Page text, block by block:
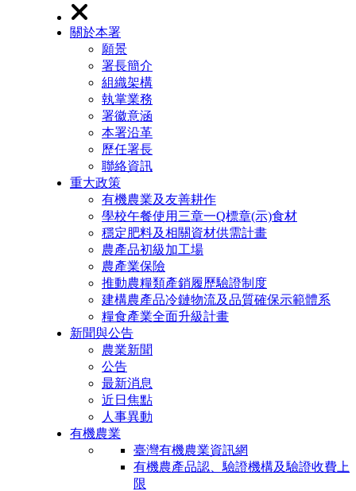
關於本署
願景
署長簡介
組織架構
執掌業務
署徽意涵
本署沿革
歷任署長
聯絡資訊
重大政策
有機農業及友善耕作
學校午餐使用三章一Q標章(示)食材
穩定肥料及相關資材供需計畫
農產品初級加工場
農產業保險
推動農糧類產銷履歷驗證制度
建構農產品冷鏈物流及品質確保示範體系
糧食產業全面升級計畫
新聞與公告
農業新聞
公告
最新消息
近日焦點
人事異動
有機農業
臺灣有機農業資訊網
有機農產品認、驗證機構及驗證收費上
限